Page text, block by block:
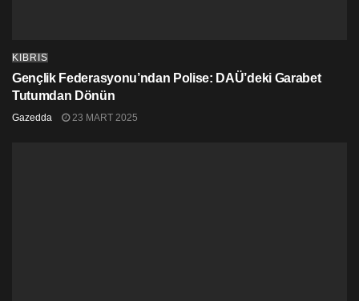
KIBRIS
Gençlik Federasyonu’ndan Polise: DAÜ’deki Garabet
Tutumdan Dönün
Gazedda 23 MART 2025